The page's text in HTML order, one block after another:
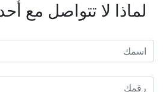
لماذا لا تتواصل مع